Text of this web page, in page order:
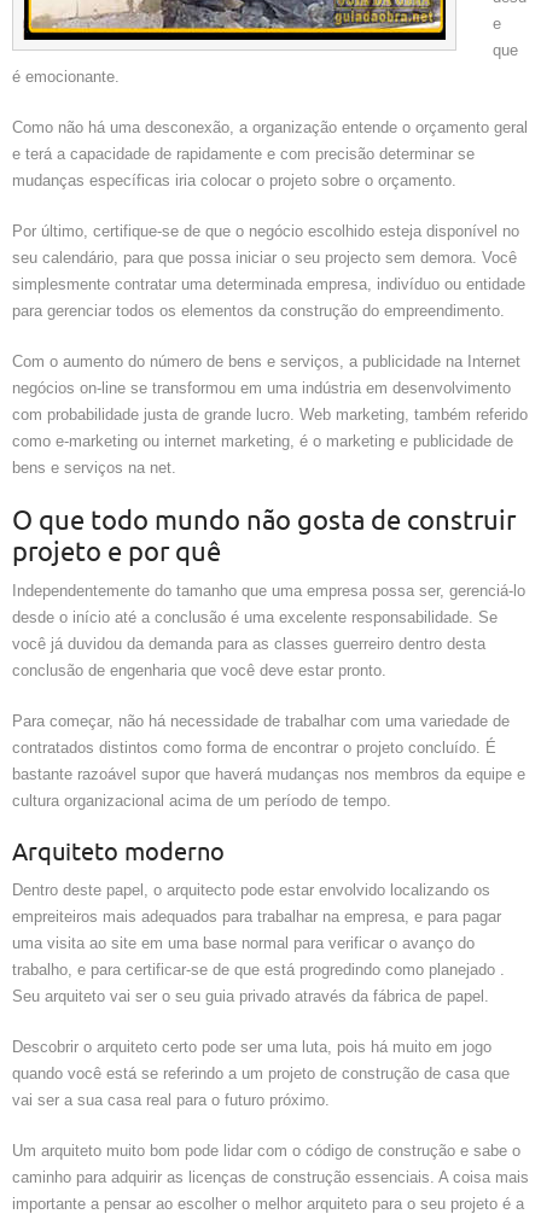
e
que
é emocionante.
Como não há uma desconexão, a organização entende o orçamento geral
e terá a capacidade de rapidamente e com precisão determinar se
mudanças específicas iria colocar o projeto sobre o orçamento.
Por último, certifique-se de que o negócio escolhido esteja disponível no
seu calendário, para que possa iniciar o seu projecto sem demora. Você
simplesmente contratar uma determinada empresa, indivíduo ou entidade
para gerenciar todos os elementos da construção do empreendimento.
Com o aumento do número de bens e serviços, a publicidade na Internet
negócios on-line se transformou em uma indústria em desenvolvimento
com probabilidade justa de grande lucro. Web marketing, também referido
como e-marketing ou internet marketing, é o marketing e publicidade de
bens e serviços na net.
O que todo mundo não gosta de construir
projeto e por quê
Independentemente do tamanho que uma empresa possa ser, gerenciá-lo
desde o início até a conclusão é uma excelente responsabilidade. Se
você já duvidou da demanda para as classes guerreiro dentro desta
conclusão de engenharia que você deve estar pronto.
Para começar, não há necessidade de trabalhar com uma variedade de
contratados distintos como forma de encontrar o projeto concluído. É
bastante razoável supor que haverá mudanças nos membros da equipe e
cultura organizacional acima de um período de tempo.
Arquiteto moderno
Dentro deste papel, o arquitecto pode estar envolvido localizando os
empreiteiros mais adequados para trabalhar na empresa, e para pagar
uma visita ao site em uma base normal para verificar o avanço do
trabalho, e para certificar-se de que está progredindo como planejado .
Seu arquiteto vai ser o seu guia privado através da fábrica de papel.
Descobrir o arquiteto certo pode ser uma luta, pois há muito em jogo
quando você está se referindo a um projeto de construção de casa que
vai ser a sua casa real para o futuro próximo.
Um arquiteto muito bom pode lidar com o código de construção e sabe o
caminho para adquirir as licenças de construção essenciais. A coisa mais
importante a pensar ao escolher o melhor arquiteto para o seu projeto é a